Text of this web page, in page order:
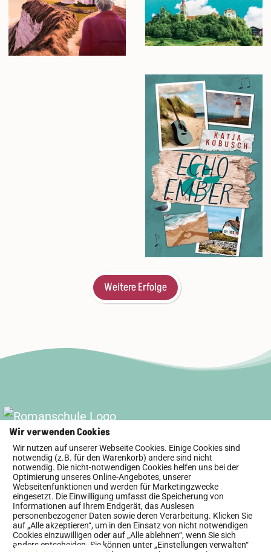
Weitere Erfolge
Newsletter Presse
Impressum
Datenschutzerklärung
Allgemeine Geschäftsbedingungen
Widerrufsbelehrung
Wir verwenden Cookies
Wir nutzen auf unserer Webseite Cookies. Einige Cookies sind
notwendig (z.B. für den Warenkorb) andere sind nicht
notwendig. Die nicht-notwendigen Cookies helfen uns bei der
Optimierung unseres Online-Angebotes, unserer
Webseitenfunktionen und werden für Marketingzwecke
eingesetzt. Die Einwilligung umfasst die Speicherung von
Informationen auf Ihrem Endgerät, das Auslesen
personenbezogener Daten sowie deren Verarbeitung. Klicken Sie
auf „Alle akzeptieren“, um in den Einsatz von nicht notwendigen
Cookies einzuwilligen oder auf „Alle ablehnen“, wenn Sie sich
anders entscheiden. Sie können unter „Einstellungen verwalten“